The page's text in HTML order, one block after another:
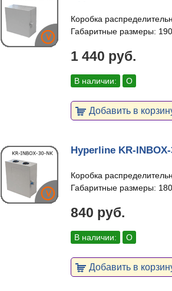
Коробка
Габаритные размеры:
1 440 руб.
В наличии: О
Добавить в
Hyperline KR-
Коробка
Габаритные размеры:
840 руб.
В наличии: О
Добавить в